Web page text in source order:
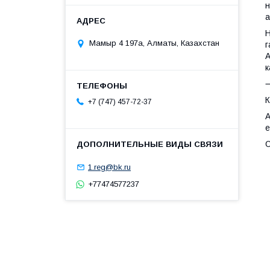
Мамыр 4 197а, Алматы, Казахстан
+7 (747) 457-72-37
1.reg@bk.ru
+77474577237